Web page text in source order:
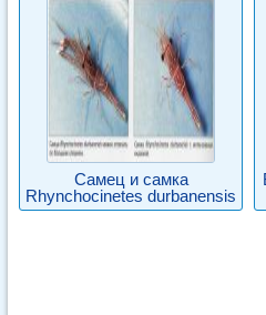
Самец и самка
Rhynchocinetes durbanensis